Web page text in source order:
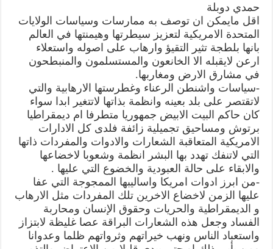
مغلقة
حمدي دوبلة
اقل مايمكن ان توصف به ممارسات وسياسات الولايات
المتحدة الامريكية لتعزيز سيطرتها وهيمنتها في العالم
بانها بلطجة تثير التقيؤ وارهاب على اصوله واستعلاء
ارعن لايقبله الا الخانعون والمستسلمون والمنبطحون
في مشارق الارض ومغاربها.
-سياسات واشنطن الرعناء وغطرستها الارهابية والتي
لاتقتصر على بلد بعينه وانظمة بذاتها لاتتغير ابدا سواء
كان حاكم البيت الابيض جمهوريا متطرفا ام ديمقراطيا
برتوش ومساحيق تجميلية زائفة فلدى كل الادارات
الامريكية المتعاقبة الشعارات والادوات والمفردات ذاتها
التي لاتنفك تهدد بها البشر انظمة وشعوبا لاخضاعها
والابقاء على حالة العبودية والخضوع التي عليها .
-من ابرز ادوات امريكا واساليبها الممجوجة التي عفا
عليها الزمن لاخضاع الاخرين تلك المفردات مثل الارهاب
و الديمقراطية والحريات وحقوق الإنسان ومحاربة
الفساد وجعل هذه الشعارات البراقة عصا غليظة لابتزاز
واستعباد الناس ونهب خيراتهم وثرواتهم ظلما وعدوانا